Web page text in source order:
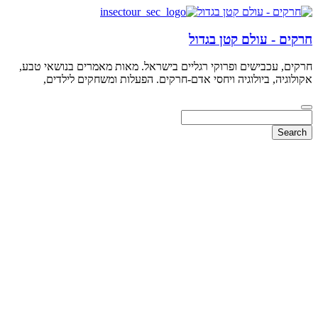
חרקים - עולם קטן בגדול
חרקים, עכבישים ופרוקי רגליים בישראל. מאות מאמרים בנושאי טבע,
אקולוגיה, ביולוגיה ויחסי אדם-חרקים. הפעלות ומשחקים לילדים,